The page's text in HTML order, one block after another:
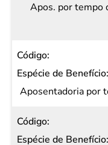
Apos. por tempo
Aposentadoria por